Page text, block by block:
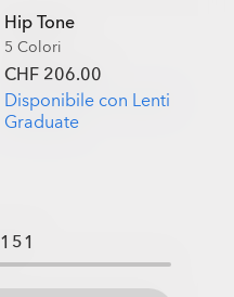
Hip Tone
5 Colori
CHF 206.00
Disponibile con Lenti
Graduate
151